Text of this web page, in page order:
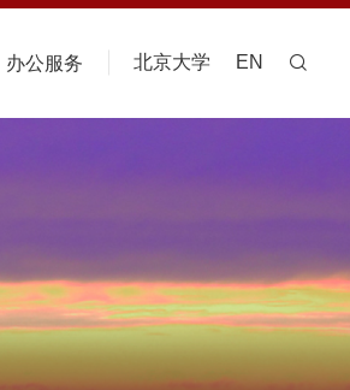
办公服务 北京大学 EN